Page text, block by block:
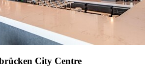
City Centre